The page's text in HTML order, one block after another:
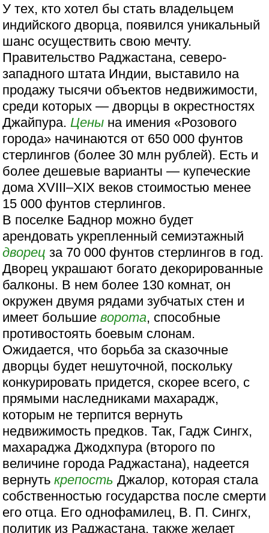
У тех, кто хотел бы стать владельцем
индийского дворца, появился уникальный
шанс осуществить свою мечту.
Правительство Раджастана, северо-
западного штата Индии, выставило на
продажу тысячи объектов недвижимости,
среди которых — дворцы в окрестностях
Джайпура. Цены на имения «Розового
города» начинаются от 650 000 фунтов
стерлингов (более 30 млн рублей). Есть и
более дешевые варианты — купеческие
дома XVIII–XIX веков стоимостью менее
15 000 фунтов стерлингов.
В поселке Баднор можно будет
арендовать укрепленный семиэтажный
дворец за 70 000 фунтов стерлингов в год.
Дворец украшают богато декорированные
балконы. В нем более 130 комнат, он
окружен двумя рядами зубчатых стен и
имеет большиеворота, способные
противостоять боевым слонам.
Ожидается, что борьба за сказочные
дворцы будет нешуточной, поскольку
конкурировать придется, скорее всего, с
прямыми наследниками махарадж,
которым не терпится вернуть
недвижимость предков. Так, Гадж Сингх,
махараджа Джодхпура (второго по
величине города Раджастана), надеется
вернутькрепость Джалор, которая стала
собственностью государства после смерти
его отца. Его однофамилец, В. П. Сингх,
политик из Раджастана, также желает